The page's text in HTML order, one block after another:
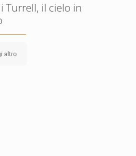
Turrell, il cielo in
altro